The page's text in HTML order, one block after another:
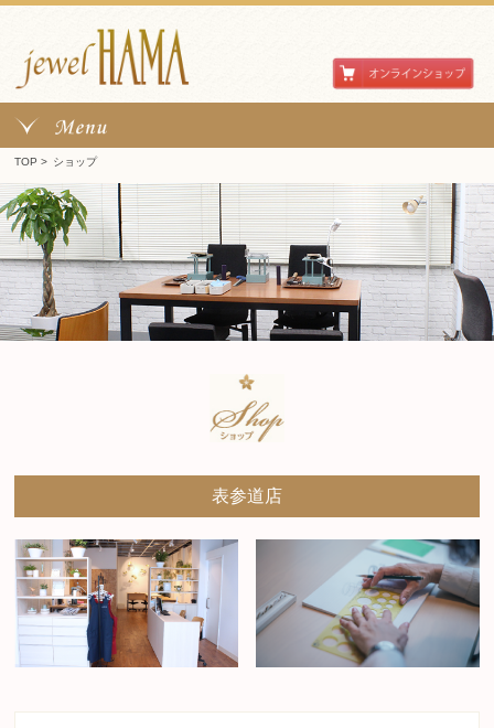
TOP > ショップ
表参道店